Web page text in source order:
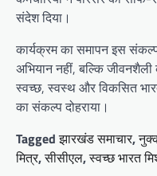
संदेश दिया।
कार्यक्रम का समापन इस
अभियान नहीं, बल्कि
स्वच्छ, स्वस्थ और विकसित
का संकल्प दोहराया।
Taggedझारखंड समाचार,
मित्र,सीसीएल,स्वच्छ भारत